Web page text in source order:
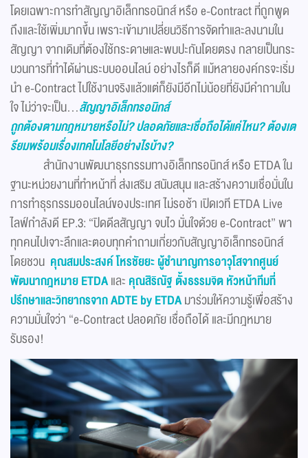
โดยเฉพาะการทำสัญญาอิเล็กทรอนิกส์ หรือ e-Contract ที่ถูกพูด
ถึงและใช้เพิ่มมากขึ้น เพราะเข้ามาเปลี่ยนวิธีการจัดทำและลงนามใน
สัญญา จากเดิมที่ต้องใช้กระดาษและพบปะกันโดยตรง กลายเป็นกระ
บวนการที่ทำได้ผ่านระบบออนไลน์ อย่างไรก็ดี แม้หลายองค์กรจะเริ่ม
นำ e-Contract ไปใช้งานจริงแล้วแต่ก็ยังมีอีกไม่น้อยที่ยังมีคำถามใน
ใจ ไม่ว่าจะเป็น...สัญญาอิเล็กทรอนิกส์
ถูกต้องตามกฎหมายหรือไม่? ปลอดภัยและเชื่อถือได้แค่ไหน? ต้องเต
รียมพร้อมเรื่องเทคโนโลยีอย่างไรบ้าง?
สำนักงานพัฒนาธุรกรรมทางอิเล็กทรอนิกส์ หรือ ETDA ใน
ฐานะหน่วยงานที่ทำหน้าที่ ส่งเสริม สนับสนุน และสร้างความเชื่อมั่นใน
การทำธุรกรรมออนไลน์ของประเทศ ไม่รอช้า เปิดเวที ETDA Live
ไลฟ์กำลังดี EP.3: “ปิดดีลสัญญา จบไว มั่นใจด้วย e-Contract” พา
ทุกคนไปเจาะลึกและตอบทุกคำถามเกี่ยวกับสัญญาอิเล็กทรอนิกส์
โดยชวน คุณสมประสงค์ โหรชัยยะ ผู้ชำนาญการอาวุโสจากศูนย์
พัฒนากฎหมาย ETDAและ คุณสิริณัฐ ตั้งธรรมจิต หัวหน้าทีมที่
ปรึกษาและวิทยากรจาก ADTE by ETDAมาร่วมให้ความรู้เพื่อสร้าง
ความมั่นใจว่า “e-Contract ปลอดภัย เชื่อถือได้ และมีกฎหมาย
รับรอง!